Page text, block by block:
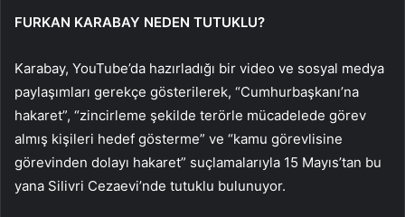
FURKAN KARABAY NEDEN TUTUKLU?
Karabay, YouTube’da hazırladığı bir video ve sosyal medya
paylaşımları gerekçe gösterilerek, “Cumhurbaşkanı’na
hakaret”, “zincirleme şekilde terörle mücadelede görev
almış kişileri hedef gösterme” ve “kamu görevlisine
görevinden dolayı hakaret” suçlamalarıyla 15 Mayıs’tan bu
yana Silivri Cezaevi’nde tutuklu bulunuyor.